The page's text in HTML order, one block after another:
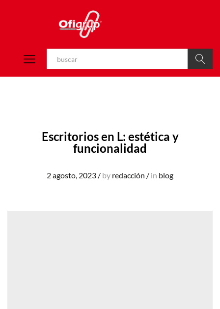
Buscar
Escritorios en L: estética y
funcionalidad
2 agosto, 2023 / by redacción / in blog